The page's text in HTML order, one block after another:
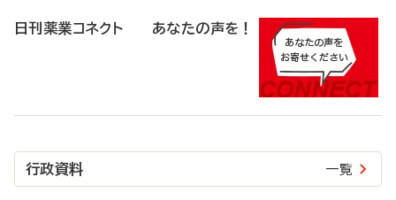
日刊薬業コネクト あなたの声を！
行政資料 一覧